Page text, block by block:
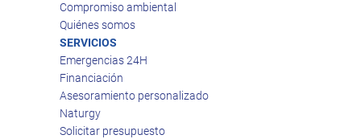
Compromiso ambiental
Quiénes somos
SERVICIOS
Emergencias 24H
Financiación
Asesoramiento personalizado
Naturgy
Solicitar presupuesto